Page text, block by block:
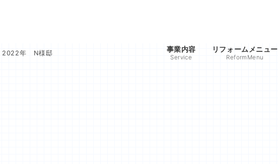
事業内容
Service
リフォームメニュー
ReformMenu
2022年 N様邸